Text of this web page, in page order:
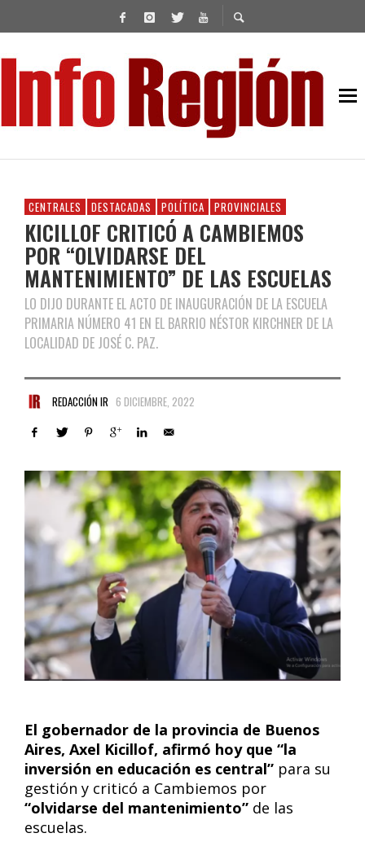
CENTRALES DESTACADAS POLÍTICA PROVINCIALES
KICILLOF CRITICÓ A CAMBIEMOS
POR “OLVIDARSE DEL
MANTENIMIENTO” DE LAS ESCUELAS
LO DIJO DURANTE EL ACTO DE INAUGURACIÓN DE LA ESCUELA
PRIMARIA NÚMERO 41 EN EL BARRIO NÉSTOR KIRCHNER DE LA
LOCALIDAD DE JOSÉ C. PAZ.
REDACCIÓN IR 6 DICIEMBRE, 2022
El gobernador de la provincia de Buenos
Aires, Axel Kicillof, afirmó hoy que “la
inversión en educación es central” para su
gestión y criticó a Cambiemos por
“olvidarse del mantenimiento” de las
escuelas.